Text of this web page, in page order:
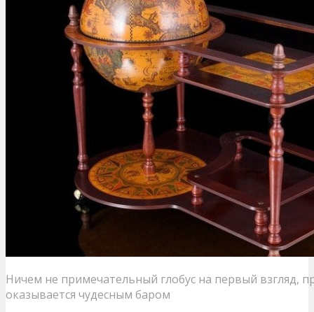
Ничем не примечательный глобус на первый взгляд,
оказывается чудесным баром